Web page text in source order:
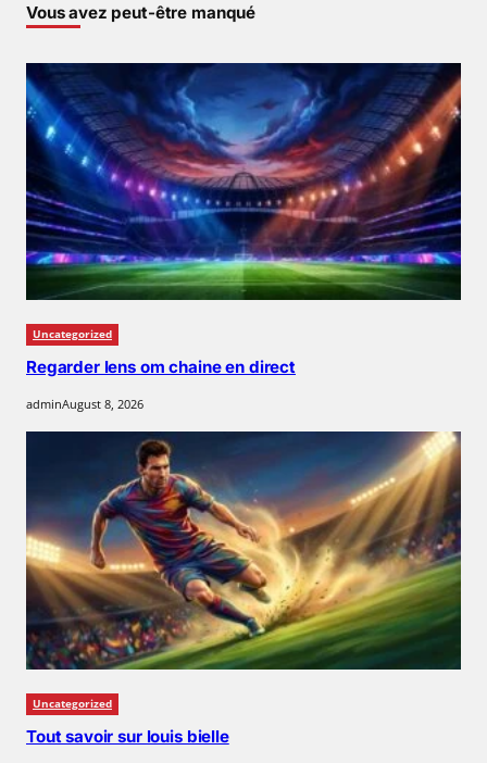
Vous avez peut-être manqué
Uncategorized
Regarder lens om chaine en direct
adminAugust 8, 2026
Uncategorized
Tout savoir sur louis bielle